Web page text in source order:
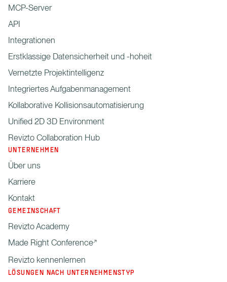
MCP-Server
API
Integrationen
Erstklassige Datensicherheit und -hoheit
Vernetzte Projektintelligenz
Integriertes Aufgabenmanagement
Kollaborative Kollisionsautomatisierung
Unified 2D 3D Environment
Revizto Collaboration Hub
UNTERNEHMEN
Über uns
Karriere
Kontakt
GEMEINSCHAFT
Revizto Academy
Made Right Conference
Revizto kennenlernen
LÖSUNGEN NACH UNTERNEHMENSTYP